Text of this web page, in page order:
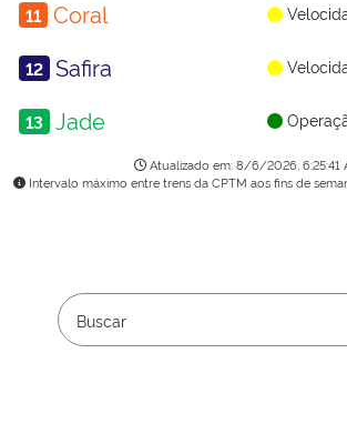
11
12
13
Atualizado em: 8/6/2026, 6:25:41
Intervalo máximo entre trens da CPTM aos fins de